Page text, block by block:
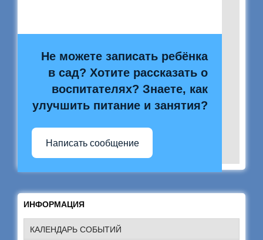
Не можете записать ребёнка
в сад? Хотите рассказать о
воспитателях? Знаете, как
улучшить питание и занятия?
Написать сообщение
ИНФОРМАЦИЯ
КАЛЕНДАРЬ СОБЫТИЙ